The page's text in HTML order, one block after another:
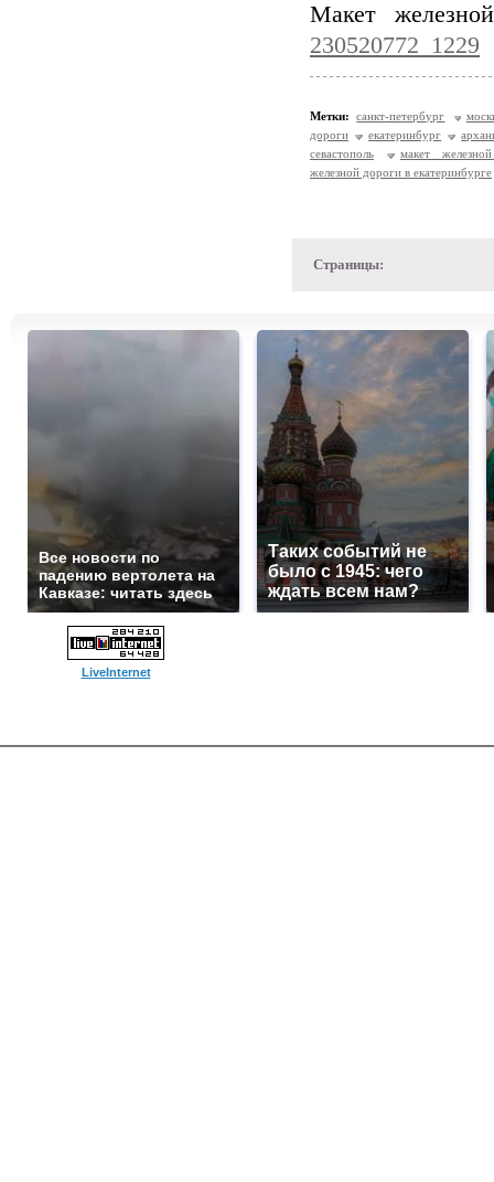
Макет
230520772_1229
Метки: санкт-петербург
дороги
екатеринбург
севастополь
макет
железной дороги в екатеринбурге
Страницы:
Все новости по
падению вертолета на
Кавказе: читать здесь
Таких событий не
было с 1945: чего
ждать всем нам?
LiveInternet